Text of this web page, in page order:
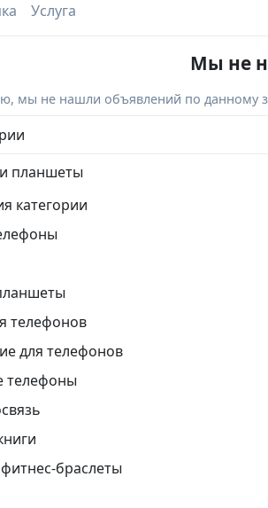
Услуга
Мы не
мы не нашли объявлений по данному
планшеты
категории
телефонов
для телефонов
телефоны
браслеты